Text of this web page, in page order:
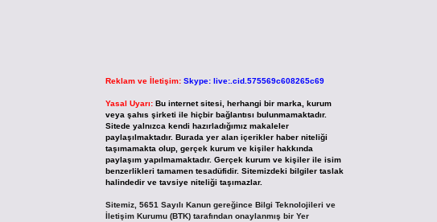
Reklam ve İletişim: Skype: live:.cid.575569c608265c69
Yasal Uyarı: Bu internet sitesi, herhangi bir marka, kurum
veya şahıs şirketi ile hiçbir bağlantısı bulunmamaktadır.
Sitede yalnızca kendi hazırladığımız makaleler
paylaşılmaktadır. Burada yer alan içerikler haber niteliği
taşımamakta olup, gerçek kurum ve kişiler hakkında
paylaşım yapılmamaktadır. Gerçek kurum ve kişiler ile isim
benzerlikleri tamamen tesadüfidir. Sitemizdeki bilgiler taslak
halindedir ve tavsiye niteliği taşımazlar.
Sitemiz, 5651 Sayılı Kanun gereğince Bilgi Teknolojileri ve
İletişim Kurumu (BTK) tarafından onaylanmış bir Yer